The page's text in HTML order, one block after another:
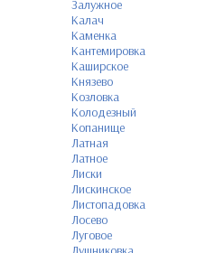
Залужное
Калач
Каменка
Кантемировка
Каширское
Князево
Козловка
Колодезный
Копанище
Латная
Латное
Лиски
Лискинское
Листопадовка
Лосево
Луговое